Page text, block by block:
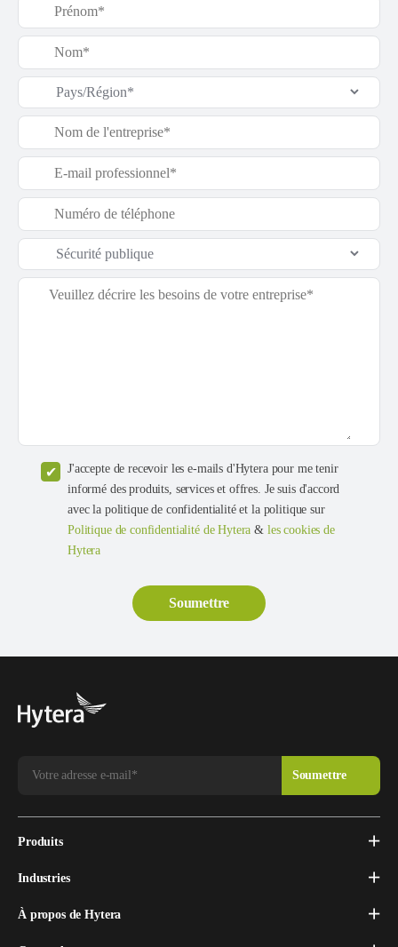
J'accepte de recevoir les e-mails d'Hytera pour me tenir
informé des produits, services et offres. Je suis d'accord
avec la politique de confidentialité et la politique sur
Politique de confidentialité de Hytera & les cookies de
Hytera
Produits
Industries
À propos de Hytera